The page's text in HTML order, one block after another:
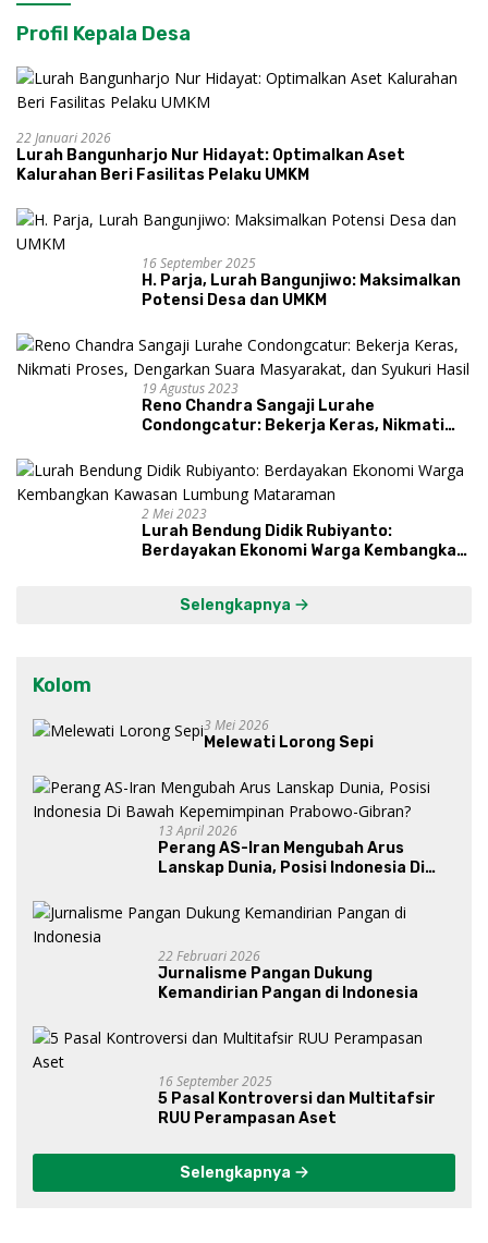
Profil Kepala Desa
22 Januari 2026
Lurah Bangunharjo Nur Hidayat: Optimalkan Aset
Kalurahan Beri Fasilitas Pelaku UMKM
16 September 2025
H. Parja, Lurah Bangunjiwo: Maksimalkan
Potensi Desa dan UMKM
19 Agustus 2023
Reno Chandra Sangaji Lurahe
Condongcatur: Bekerja Keras, Nikmati
dan Syukuri Hasil
2 Mei 2023
Lurah Bendung Didik Rubiyanto:
Berdayakan Ekonomi Warga Kembangkan
Selengkapnya
Kolom
3 Mei 2026
Melewati Lorong Sepi
13 April 2026
Perang AS-Iran Mengubah Arus
Lanskap Dunia, Posisi Indonesia Di
Gibran?
22 Februari 2026
Jurnalisme Pangan Dukung
Kemandirian Pangan di Indonesia
16 September 2025
5 Pasal Kontroversi dan Multitafsir
RUU Perampasan Aset
Selengkapnya